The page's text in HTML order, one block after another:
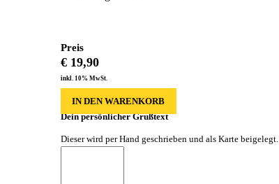
Preis
€ 19,90
inkl. 10% MwSt.
IN DEN WARENKORB
Dein persönlicher Grußtext
Dieser wird per Hand geschrieben und als Karte beigelegt.